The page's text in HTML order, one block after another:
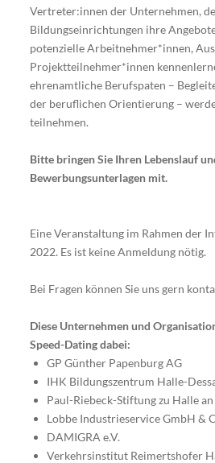
Vertreter:innen der Unternehmen,
Bildungseinrichtungen ihre
potenzielle Arbeitnehmer*innen,
Projektteilnehmer*innen
ehrenamtliche Berufspaten –
der beruflichen Orientierung –
teilnehmen.
Bitte bringen Sie Ihren Lebenslauf
Bewerbungsunterlagen mit.
Eine Veranstaltung im Rahmen der
2022. Es ist keine Anmeldung nötig.
Bei Fragen können Sie uns gern
Diese Unternehmen und
Speed-Dating dabei:
GP Günther Papenburg AG
IHK Bildungszentrum Halle-
Paul-Riebeck-Stiftung zu Halle an
Lobbe Industrieservice GmbH &
DAMIGRA e.V.
Verkehrsinstitut Reimertshofer